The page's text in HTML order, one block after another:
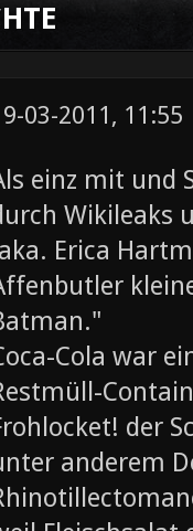
03-2011, 11:55
einz mit und
Wikileaks
Erica
Cola war
der
anderem